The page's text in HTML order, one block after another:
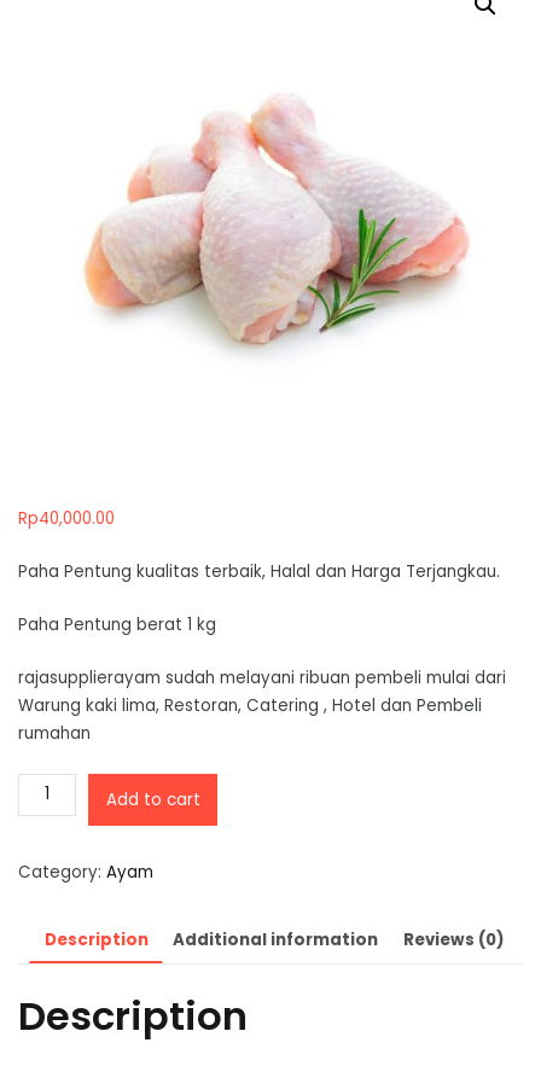
Rp40,000.00
Paha Pentung kualitas terbaik, Halal dan Harga Terjangkau.
Paha Pentung berat 1 kg
rajasupplierayam sudah melayani ribuan pembeli mulai dari
Warung kaki lima, Restoran, Catering , Hotel dan Pembeli
rumahan
Paha
Pentung
1
Add to cart
Category: Ayam
Description Additional information Reviews (0)
Description